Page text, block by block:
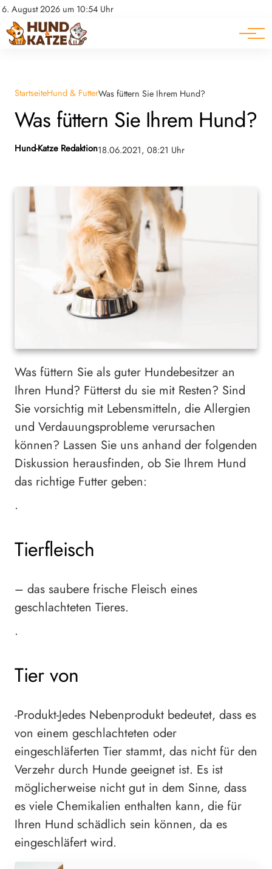
6. August 2026 um 10:54 Uhr
Datenschutz
Impressum
Pferde
Ratgeber
StartseiteHund & FutterWas füttern Sie Ihrem Hund?
Was füttern Sie Ihrem Hund?
Hund-Katze Redaktion18.06.2021, 08:21 Uhr
Was füttern Sie als guter Hundebesitzer an
Ihren Hund? Fütterst du sie mit Resten? Sind
Sie vorsichtig mit Lebensmitteln, die Allergien
und Verdauungsprobleme verursachen
können? Lassen Sie uns anhand der folgenden
Diskussion herausfinden, ob Sie Ihrem Hund
das richtige Futter geben:
•
Tierfleisch
– das saubere frische Fleisch eines
geschlachteten Tieres.
•
Tier von
-Produkt-Jedes Nebenprodukt bedeutet, dass es
von einem geschlachteten oder
eingeschläferten Tier stammt, das nicht für den
Verzehr durch Hunde geeignet ist. Es ist
möglicherweise nicht gut in dem Sinne, dass
es viele Chemikalien enthalten kann, die für
Ihren Hund schädlich sein können, da es
eingeschläfert wird.